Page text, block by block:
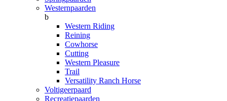
Westernpaarden
b
Western Riding
Reining
Cowhorse
Cutting
Western Pleasure
Trail
Versatility Ranch Horse
Voltigeerpaard
Recreatiepaarden